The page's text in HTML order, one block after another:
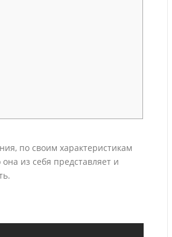
по своим характеристикам
из себя представляет и